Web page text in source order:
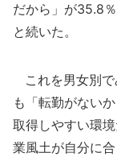
だから」が35.8
と続いた。
これを男女別で
も「転勤がない
取得しやすい環
業風土が自分に